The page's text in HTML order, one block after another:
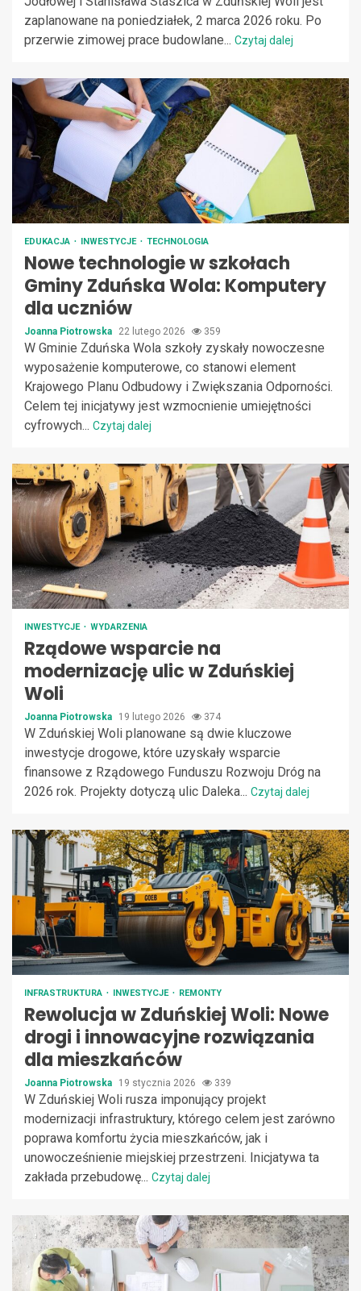
zaplanowane na poniedziałek, 2 marca 2026 roku. Po
przerwie zimowej prace budowlane... Czytaj dalej
EDUKACJA INWESTYCJE TECHNOLOGIA
Nowe technologie w szkołach
Gminy Zduńska Wola: Komputery
dla uczniów
Joanna Piotrowska 22 lutego 2026 359
W Gminie Zduńska Wola szkoły zyskały nowoczesne
wyposażenie komputerowe, co stanowi element
Krajowego Planu Odbudowy i Zwiększania Odporności.
Celem tej inicjatywy jest wzmocnienie umiejętności
cyfrowych... Czytaj dalej
INWESTYCJE WYDARZENIA
Rządowe wsparcie na
modernizację ulic w Zduńskiej
Woli
Joanna Piotrowska 19 lutego 2026 374
W Zduńskiej Woli planowane są dwie kluczowe
inwestycje drogowe, które uzyskały wsparcie
finansowe z Rządowego Funduszu Rozwoju Dróg na
2026 rok. Projekty dotyczą ulic Daleka... Czytaj dalej
INFRASTRUKTURA INWESTYCJE REMONTY
Rewolucja w Zduńskiej Woli: Nowe
drogi i innowacyjne rozwiązania
dla mieszkańców
Joanna Piotrowska 19 stycznia 2026 339
W Zduńskiej Woli rusza imponujący projekt
modernizacji infrastruktury, którego celem jest zarówno
poprawa komfortu życia mieszkańców, jak i
unowocześnienie miejskiej przestrzeni. Inicjatywa ta
zakłada przebudowę... Czytaj dalej